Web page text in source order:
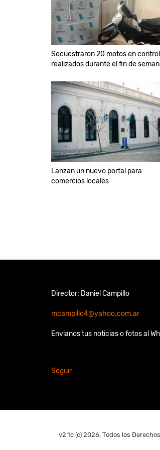
Secuestraron 20 motos en
realizados durante el fin de
Lanzan un nuevo portal para
comercios locales
Director: Daniel Campillo
mcampillo4@yahoo.com.ar
Envianos tus noticias o fotos al
Seguir
v2.1c (c) 2026, Todos los